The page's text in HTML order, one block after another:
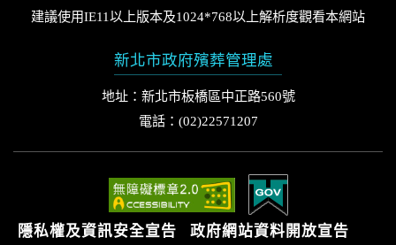
建議使用IE11以上版本及1024*768以上解析度觀看本網站
新北市政府殯葬管理處
地址：新北市板橋區中正路560號
電話：(02)22571207
隱私權及資訊安全宣告 政府網站資料開放宣告